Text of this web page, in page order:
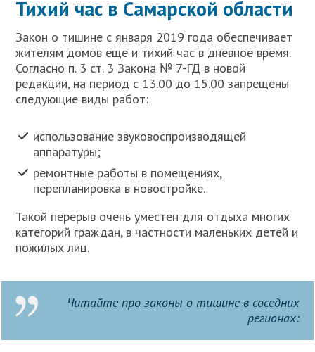
Тихий час в Самарской области
Закон о тишине с января 2019 года обеспечивает
жителям домов еще и тихий час в дневное время.
Согласно п. 3 ст. 3 Закона № 7-ГД в новой
редакции, на период с 13.00 до 15.00 запрещены
следующие виды работ:
использование звуковоспроизводящей
аппаратуры;
ремонтные работы в помещениях,
перепланировка в новостройке.
Такой перерыв очень уместен для отдыха многих
категорий граждан, в частности маленьких детей и
пожилых лиц.
Читайте про законы о тишине в соседних
регионах: